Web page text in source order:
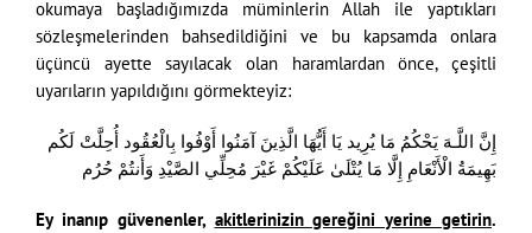
okumaya başladığımızda müminlerin Allah ile yaptıkları
sözleşmelerinden bahsedildiğini ve bu kapsamda onlara
üçüncü ayette sayılacak olan haramlardan önce, çeşitli
uyarıların yapıldığını görmekteyiz:
إِنَّ اللَّـهَ يَحْكُمُ مَا يُرِيد يَا أَيُّهَا الَّذِينَ آمَنُوا أَوْفُوا بِالْعُقُود أُحِلَّتْ لَكُم
بَهِيمَةُ الْأَنْعَامِ إِلَّا مَا يُتْلَىٰ عَلَيْكُمْ غَيْرَ مُحِلِّي الصَّيْدِ وَأَنتُمْ حُرُم
Ey inanıp güvenenler, akitlerinizin gereğini yerine getirin.